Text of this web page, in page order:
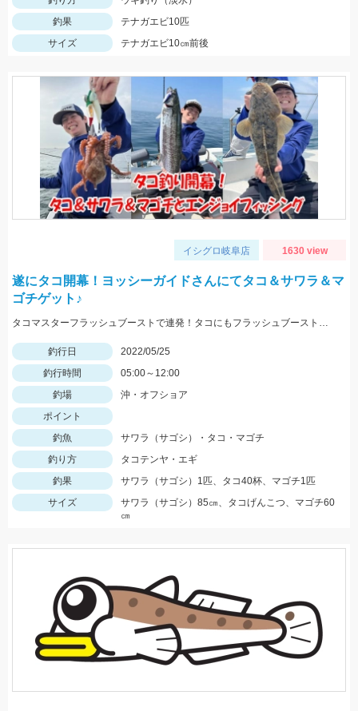
釣果
テナガエビ10匹
サイズ
テナガエビ10㎝前後
イシグロ岐阜店 1630 view
遂にタコ開幕！ヨッシーガイドさんにてタコ＆サワラ＆マ
ゴチゲット♪
タコマスターフラッシュブーストで連発！タコにもフラッシュブーストが効きます！！
釣行日
2022/05/25
釣行時間
05:00～12:00
釣場
沖・オフショア
ポイント
釣魚
サワラ（サゴシ）・タコ・マゴチ
釣り方
タコテンヤ・エギ
釣果
サワラ（サゴシ）1匹、タコ40杯、マゴチ1匹
サイズ
サワラ（サゴシ）85㎝、タコげんこつ、マゴチ60
㎝